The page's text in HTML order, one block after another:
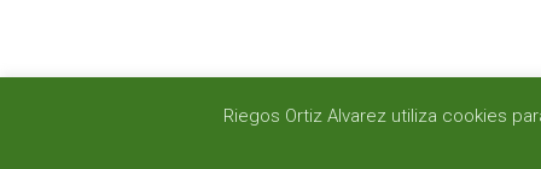
Riegos Ortiz Alvarez utiliza cookies